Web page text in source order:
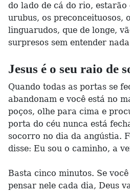
do lado de cá do rio, estarão
urubus, os preconceituosos,
linguarudos, que de longe,
surpresos sem entender
Jesus é o seu raio de
Quando todas as portas se
abandonam e você está no
poços, olhe para cima e
porta do céu nunca está
socorro no dia da angústia.
disse: Eu sou o caminho, a
Basta cinco minutos. Se
pensar nele cada dia, Deus